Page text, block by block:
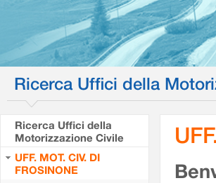
Ricerca Uffici della
Ricerca Uffici della
Motorizzazione Civile
UFF. MOT. CIV. DI
FROSINONE